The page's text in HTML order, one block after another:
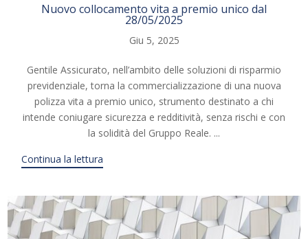
Nuovo collocamento vita a premio unico dal
28/05/2025
Giu 5, 2025
Gentile Assicurato, nell’ambito delle soluzioni di risparmio
previdenziale, torna la commercializzazione di una nuova
polizza vita a premio unico, strumento destinato a chi
intende coniugare sicurezza e redditività, senza rischi e con
la solidità del Gruppo Reale. ...
Continua la lettura